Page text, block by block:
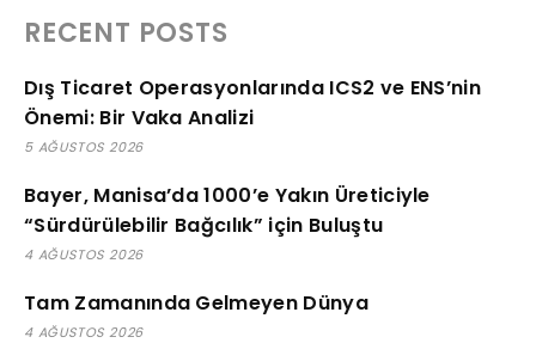
RECENT POSTS
Dış Ticaret Operasyonlarında ICS2 ve ENS’nin
Önemi: Bir Vaka Analizi
5 AĞUSTOS 2026
Bayer, Manisa’da 1000’e Yakın Üreticiyle
“Sürdürülebilir Bağcılık” için Buluştu
4 AĞUSTOS 2026
Tam Zamanında Gelmeyen Dünya
4 AĞUSTOS 2026